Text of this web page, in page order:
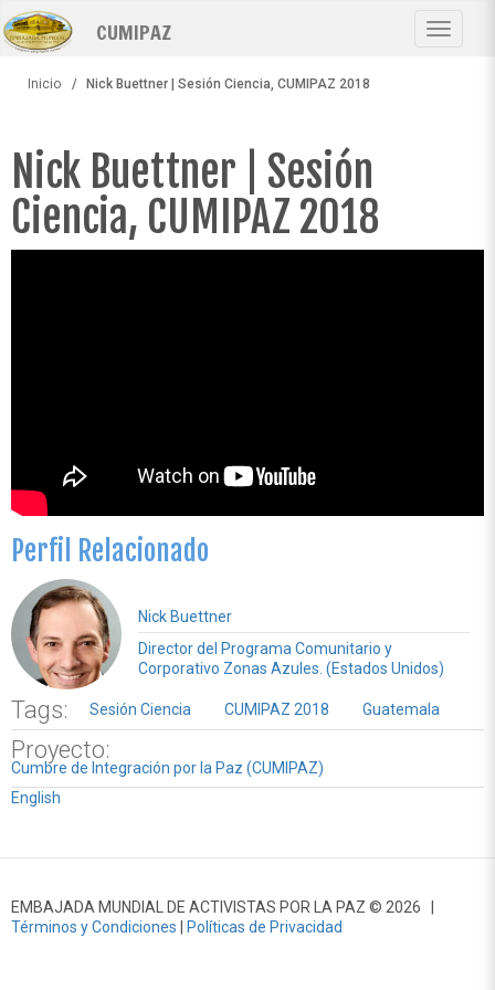
Pasar
al
contenido
Toggle
CUMIPAZ
Inicio Nick Buettner | Sesión Ciencia, CUMIPAZ 2018
Nick Buettner | Sesión
Ciencia, CUMIPAZ 2018
Perfil Relacionado
Nick Buettner
Director del Programa Comunitario y
Corporativo Zonas Azules. (Estados Unidos)
Tags: Sesión Ciencia CUMIPAZ 2018 Guatemala
Proyecto:
Cumbre de Integración por la Paz (CUMIPAZ)
English
EMBAJADA MUNDIAL DE ACTIVISTAS POR LA PAZ © 2026 |
Términos y Condiciones
Políticas de Privacidad